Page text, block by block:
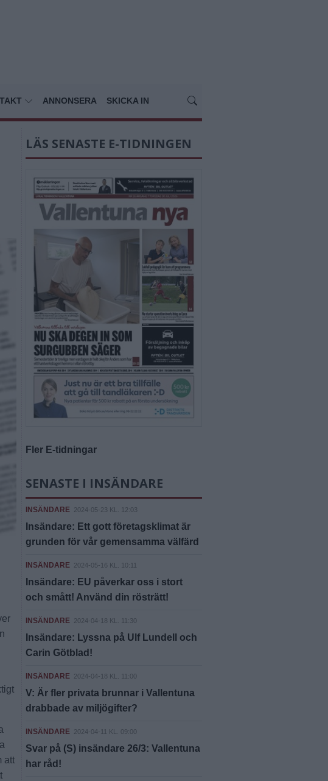
ANNONSERA SKICKA IN
att
LÄS SENASTE E-TIDNINGEN
Fler E-tidningar
SENASTE I INSÄNDARE
INSÄNDARE 2024-05-23 KL. 12:03
Insändare: Ett gott företagsklimat är
grunden för vår gemensamma välfärd
INSÄNDARE 2024-05-16 KL. 10:11
Insändare: EU påverkar oss i stort
och smått! Använd din rösträtt!
INSÄNDARE 2024-04-18 KL. 11:30
Insändare: Lyssna på Ulf Lundell och
Carin Götblad!
INSÄNDARE 2024-04-18 KL. 11:00
V: Är fler privata brunnar i Vallentuna
drabbade av miljögifter?
INSÄNDARE 2024-04-11 KL. 09:00
Svar på (S) insändare 26/3: Vallentuna
har råd!